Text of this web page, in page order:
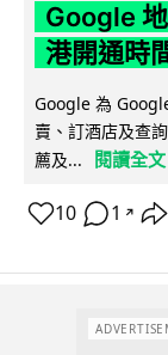
Google
港開通時
Google 為
賣、訂酒店及查
薦及...
閱讀全文
10 1 ↗